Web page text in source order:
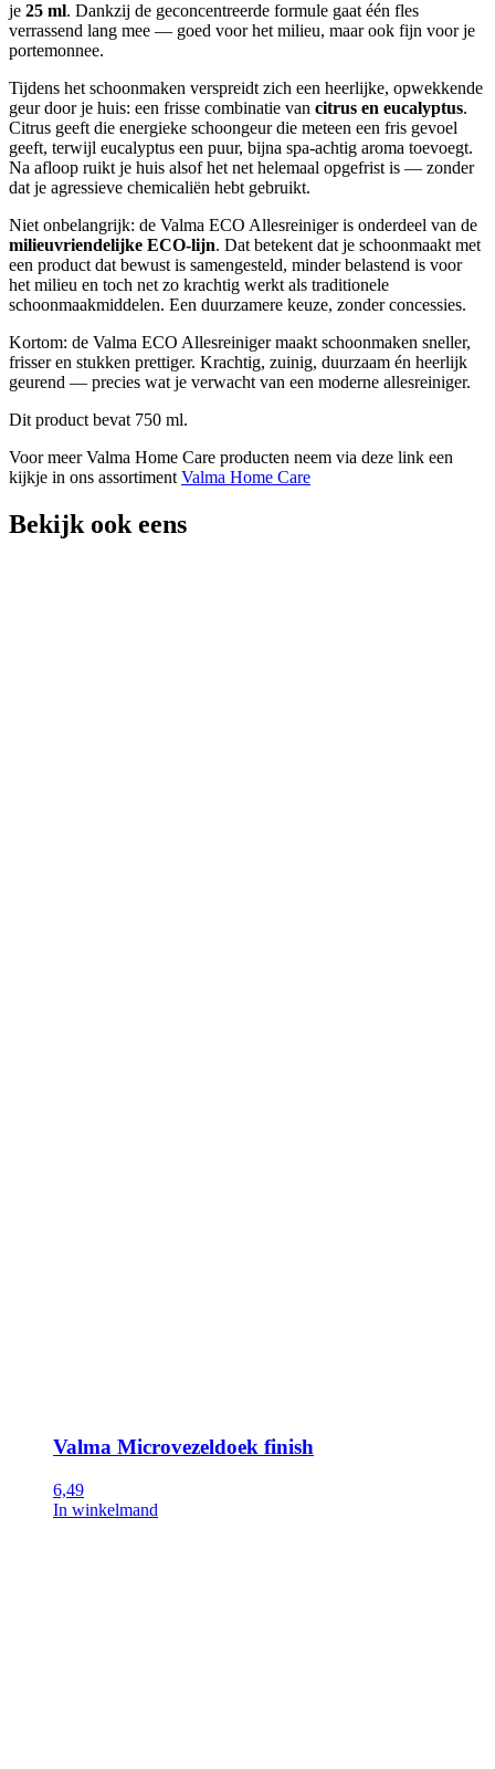
je 25 ml. Dankzij de geconcentreerde formule gaat één fles
verrassend lang mee — goed voor het milieu, maar ook fijn voor je
portemonnee.
Tijdens het schoonmaken verspreidt zich een heerlijke, opwekkende
geur door je huis: een frisse combinatie van citrus en eucalyptus.
Citrus geeft die energieke schoongeur die meteen een fris gevoel
geeft, terwijl eucalyptus een puur, bijna spa-achtig aroma toevoegt.
Na afloop ruikt je huis alsof het net helemaal opgefrist is — zonder
dat je agressieve chemicaliën hebt gebruikt.
Niet onbelangrijk: de Valma ECO Allesreiniger is onderdeel van de
milieuvriendelijke ECO-lijn. Dat betekent dat je schoonmaakt met
een product dat bewust is samengesteld, minder belastend is voor
het milieu en toch net zo krachtig werkt als traditionele
schoonmaakmiddelen. Een duurzamere keuze, zonder concessies.
Kortom: de Valma ECO Allesreiniger maakt schoonmaken sneller,
frisser en stukken prettiger. Krachtig, zuinig, duurzaam én heerlijk
geurend — precies wat je verwacht van een moderne allesreiniger.
Dit product bevat 750 ml.
Voor meer Valma Home Care producten neem via deze link een
kijkje in ons assortiment Valma Home Care
Bekijk ook eens
Valma Microvezeldoek finish
6,49
In winkelmand